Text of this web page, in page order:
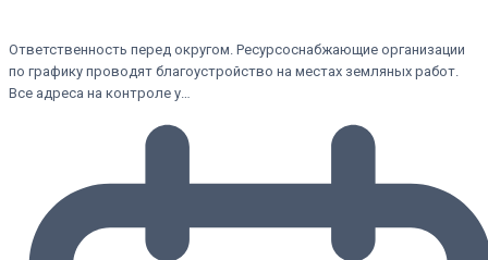
Ответственность перед округом. Ресурсоснабжающие организации
по графику проводят благоустройство на местах земляных работ.
Все адреса на контроле у…